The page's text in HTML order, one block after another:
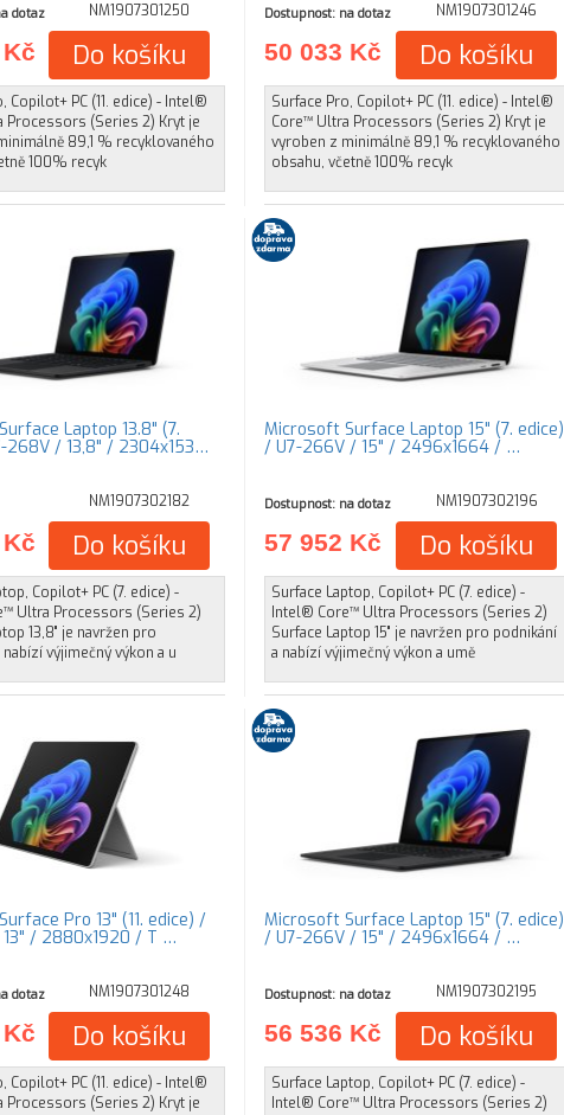
dotaz NM1907301250
Do košíku
Copilot+ PC (11. edice) - Intel®
Processors (Series 2) Kryt je
89,1 % recyklovaného
100% recyk
Dostupnost: na dotaz NM1907301246
50 033 Kč Do košíku
Surface Pro, Copilot+ PC (11. edice) - Intel®
Core™ Ultra Processors (Series 2) Kryt je
vyroben z minimálně 89,1 % recyklovaného
obsahu, včetně 100% recyk
Laptop 13.8" (7.
268V / 13,8" / 2304x153…
NM1907302182
Do košíku
Copilot+ PC (7. edice) -
Ultra Processors (Series 2)
13,8" je navržen pro
výjimečný výkon a u
Microsoft Surface Laptop 15" (7. edice)
/ U7-266V / 15" / 2496x1664 / …
Dostupnost: na dotaz NM1907302196
57 952 Kč Do košíku
Surface Laptop, Copilot+ PC (7. edice) -
Intel® Core™ Ultra Processors (Series 2)
Surface Laptop 15" je navržen pro podnikání
a nabízí výjimečný výkon a umě
Pro 13" (11. edice) /
/ 2880x1920 / T …
dotaz NM1907301248
Do košíku
Copilot+ PC (11. edice) - Intel®
Processors (Series 2) Kryt je
Microsoft Surface Laptop 15" (7. edice)
/ U7-266V / 15" / 2496x1664 / …
Dostupnost: na dotaz NM1907302195
56 536 Kč Do košíku
Surface Laptop, Copilot+ PC (7. edice) -
Intel® Core™ Ultra Processors (Series 2)